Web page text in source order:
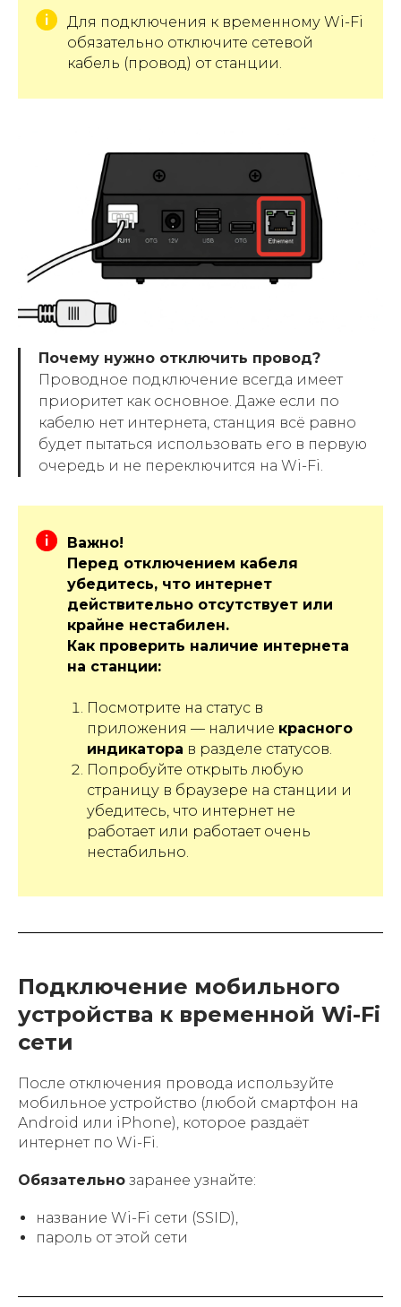
Для подключения к временному Wi-Fi
обязательно отключите сетевой
кабель (провод) от станции.
Почему нужно отключить провод?
Проводное подключение всегда имеет
приоритет как основное. Даже если по
кабелю нет интернета, станция всё равно
будет пытаться использовать его в первую
очередь и не переключится на Wi-Fi.
Важно!
Перед отключением кабеля
убедитесь, что интернет
действительно отсутствует или
крайне нестабилен.
Как проверить наличие интернета
на станции:
Посмотрите на статус в
приложения — наличие красного
индикатора в разделе статусов.
Попробуйте открыть любую
страницу в браузере на станции и
убедитесь, что интернет не
работает или работает очень
нестабильно.
Подключение мобильного
устройства к временной Wi-Fi
сети
После отключения провода используйте
мобильное устройство (любой смартфон на
Android или iPhone), которое раздаёт
интернет по Wi-Fi.
Обязательно заранее узнайте:
название Wi-Fi сети (SSID),
пароль от этой сети